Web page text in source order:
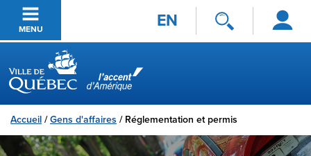
Passer au contenu principal
MENU EN
Se
connecter
Ville de Québec
Accueil /Gens d'affaires / Réglementation et permis